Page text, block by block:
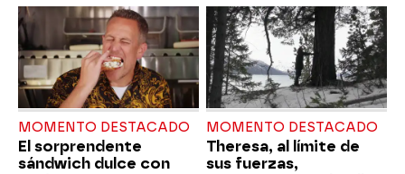
MOMENTO DESTACADO
El sorprendente
sándwich dulce con
MOMENTO DESTACADO
Theresa, al límite de
sus fuerzas,